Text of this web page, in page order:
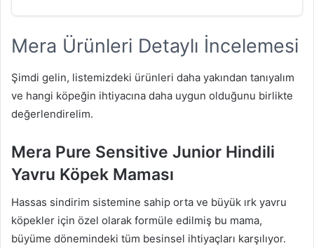
Mera Ürünleri Detaylı İncelemesi
Şimdi gelin, listemizdeki ürünleri daha yakından tanıyalım
ve hangi köpeğin ihtiyacına daha uygun olduğunu birlikte
değerlendirelim.
Mera Pure Sensitive Junior Hindili
Yavru Köpek Maması
Hassas sindirim sistemine sahip orta ve büyük ırk yavru
köpekler için özel olarak formüle edilmiş bu mama,
büyüme dönemindeki tüm besinsel ihtiyaçları karşılıyor.